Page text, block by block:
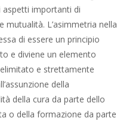
aspetti importanti di
mutualità. L’asimmetria nella
di essere un principio
e diviene un elemento
e strettamente
della
della cura da parte dello
o della formazione da parte